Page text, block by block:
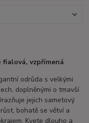
vzpřímená
odrůda s velkými
doplněnými o tmavší
jejich sametový
bohatě se větví a
Kvete dlouho a